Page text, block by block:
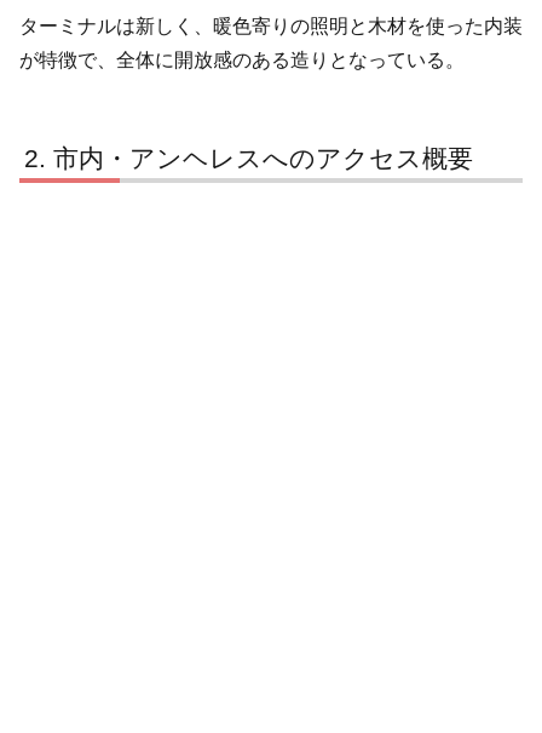
ターミナルは新しく、暖色寄りの照明と木材を使った内装
が特徴で、全体に開放感のある造りとなっている。
市内・アンヘレスへのアクセス概要